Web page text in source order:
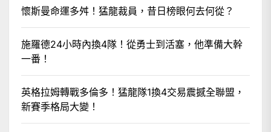
懷斯曼命運多舛！猛龍裁員，昔日榜眼何去何從？
施羅德24小時內換4隊！從勇士到活塞，他準備大幹
一番！
英格拉姆轉戰多倫多！猛龍隊1換4交易震撼全聯盟，
新賽季格局大變！